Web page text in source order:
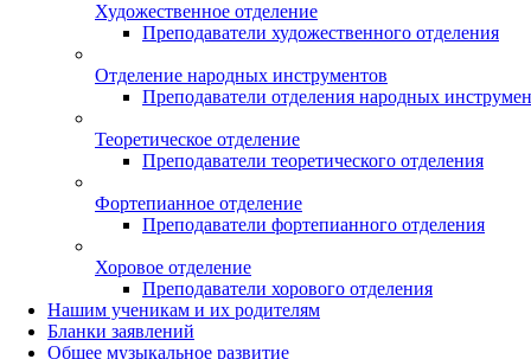
Художественное отделение
Преподаватели художественного отделения
Отделение народных инструментов
Преподаватели отделения народных
Теоретическое отделение
Преподаватели теоретического отделения
Фортепианное отделение
Преподаватели фортепианного отделения
Хоровое отделение
Преподаватели хорового отделения
Нашим ученикам и их родителям
Бланки заявлений
Общее музыкальное развитие